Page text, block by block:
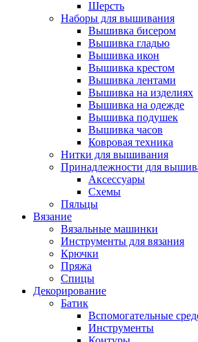
Шерсть
Наборы для вышивания
Вышивка бисером
Вышивка гладью
Вышивка икон
Вышивка крестом
Вышивка лентами
Вышивка на изделиях
Вышивка на одежде
Вышивка подушек
Вышивка часов
Ковровая техника
Нитки для вышивания
Принадлежности для
Аксессуары
Схемы
Пяльцы
Вязание
Вязальные машинки
Инструменты для вязания
Крючки
Пряжа
Спицы
Декорирование
Батик
Вспомогательные
Инструменты